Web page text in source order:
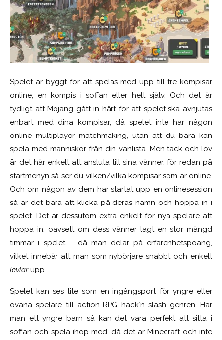
Spelet är byggt för att spelas med upp till tre kompisar
online, en kompis i soffan eller helt själv. Och det är
tydligt att Mojang gått in hårt för att spelet ska avnjutas
enbart med dina kompisar, då spelet inte har någon
online multiplayer matchmaking, utan att du bara kan
spela med människor från din vänlista. Men tack och lov
är det här enkelt att ansluta till sina vänner, för redan på
startmenyn så ser du vilken/vilka kompisar som är online.
Och om någon av dem har startat upp en onlinesession
så är det bara att klicka på deras namn och hoppa in i
spelet. Det är dessutom extra enkelt för nya spelare att
hoppa in, oavsett om dess vänner lagt en stor mängd
timmar i spelet – då man delar på erfarenhetspoäng,
vilket innebär att man som nybörjare snabbt och enkelt
levlarupp.
Spelet kan ses lite som en ingångsport för yngre eller
ovana spelare till action-RPG hack´n slash genren. Har
man ett yngre barn så kan det vara perfekt att sitta i
soffan och spela ihop med, då det är Minecraft och inte